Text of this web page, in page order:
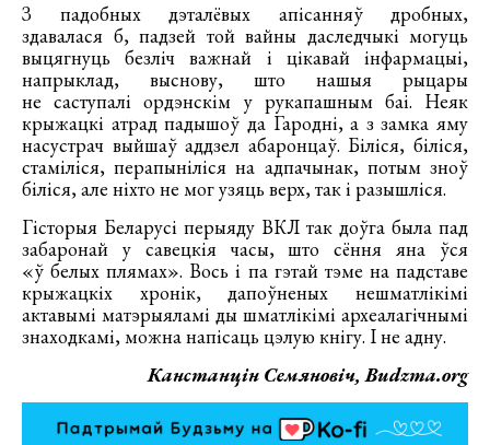
З падобных дэталёвых апісанняў дробных,
здавалася б, падзей той вайны даследчыкі могуць
выцягнуць безліч важнай і цікавай інфармацыі,
напрыклад, выснову, што нашыя рыцары
не саступалі ордэнскім у рукапашным баі. Неяк
крыжацкі атрад падышоў да Гародні, а з замка яму
насустрач выйшаў аддзел абаронцаў. Біліся, біліся,
стаміліся, перапыніліся на адпачынак, потым зноў
біліся, але ніхто не мог узяць верх, так і разышліся.
Гісторыя Беларусі перыяду ВКЛ так доўга была пад
забаронай у савецкія часы, што сёння яна ўся
«ў белых плямах». Вось і па гэтай тэме на падставе
крыжацкіх хронік, дапоўненых нешматлікімі
актавымі матэрыяламі ды шматлікімі археалагічнымі
знаходкамі, можна напісаць цэлую кнігу. І не адну.
Канстанцін Семяновіч, Budzma.org